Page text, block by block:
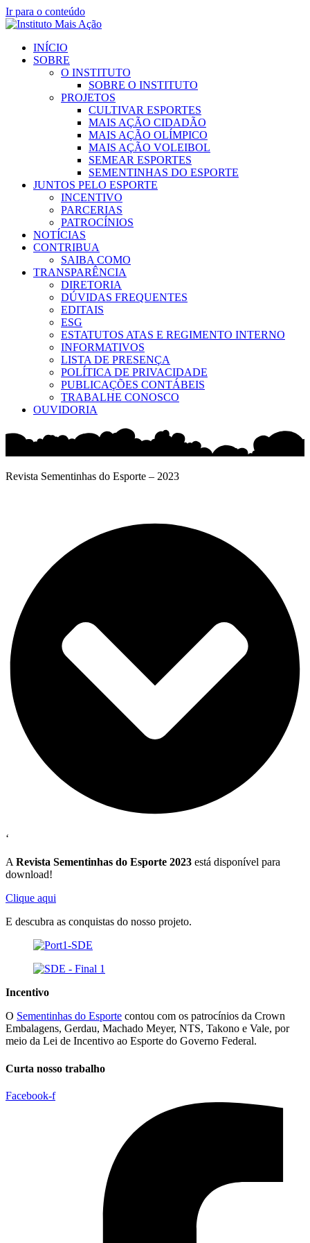
Ir para o conteúdo
INÍCIO
SOBRE
O INSTITUTO
SOBRE O INSTITUTO
PROJETOS
CULTIVAR ESPORTES
MAIS AÇÃO CIDADÃO
MAIS AÇÃO OLÍMPICO
MAIS AÇÃO VOLEIBOL
SEMEAR ESPORTES
SEMENTINHAS DO ESPORTE
JUNTOS PELO ESPORTE
INCENTIVO
PARCERIAS
PATROCÍNIOS
NOTÍCIAS
CONTRIBUA
SAIBA COMO
TRANSPARÊNCIA
DIRETORIA
DÚVIDAS FREQUENTES
EDITAIS
ESG
ESTATUTOS ATAS E REGIMENTO INTERNO
INFORMATIVOS
LISTA DE PRESENÇA
POLÍTICA DE PRIVACIDADE
PUBLICAÇÕES CONTÁBEIS
TRABALHE CONOSCO
OUVIDORIA
Revista Sementinhas do Esporte – 2023
‘
A Revista Sementinhas do Esporte 2023 está disponível para
download!
Clique aqui
E descubra as conquistas do nosso projeto.
Incentivo
O Sementinhas do Esporte contou com os patrocínios da Crown
Embalagens, Gerdau, Machado Meyer, NTS, Takono e Vale, por
meio da Lei de Incentivo ao Esporte do Governo Federal.
Curta nosso trabalho
Facebook-f